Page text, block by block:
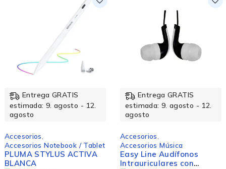
Entrega GRATIS
estimada: 9. agosto - 12.
agosto
Accesorios
Accesorios Música
Easy Line Audífonos
Intrauriculares con
Entrega GRATIS
estimada: 9. agosto - 12.
agosto
Accesorios
Accesorios Notebook / Tablet
KIT DE HERRAMIENTAS
145 PIEZAS